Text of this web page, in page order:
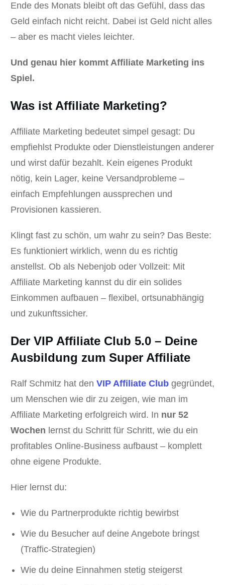
Ende des Monats bleibt oft das Gefühl, dass das
Geld einfach nicht reicht. Dabei ist Geld nicht alles
– aber es macht vieles leichter.
Und genau hier kommt Affiliate Marketing ins
Spiel.
Was ist Affiliate Marketing?
Affiliate Marketing bedeutet simpel gesagt: Du
empfiehlst Produkte oder Dienstleistungen anderer
und wirst dafür bezahlt. Kein eigenes Produkt
nötig, kein Lager, keine Versandprobleme –
einfach Empfehlungen aussprechen und
Provisionen kassieren.
Klingt fast zu schön, um wahr zu sein? Das Beste:
Es funktioniert wirklich, wenn du es richtig
anstellst. Ob als Nebenjob oder Vollzeit: Mit
Affiliate Marketing kannst du dir ein solides
Einkommen aufbauen – flexibel, ortsunabhängig
und zukunftssicher.
Der VIP Affiliate Club 5.0 – Deine
Ausbildung zum Super Affiliate
Ralf Schmitz hat den VIP Affiliate Club gegründet,
um Menschen wie dir zu zeigen, wie man im
Affiliate Marketing erfolgreich wird. In nur 52
Wochen lernst du Schritt für Schritt, wie du ein
profitables Online-Business aufbaust – komplett
ohne eigene Produkte.
Hier lernst du:
Wie du Partnerprodukte richtig bewirbst
Wie du Besucher auf deine Angebote bringst
(Traffic-Strategien)
Wie du deine Einnahmen stetig steigerst